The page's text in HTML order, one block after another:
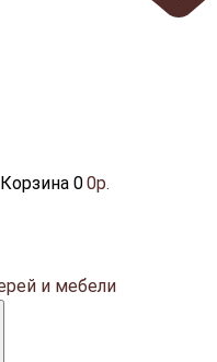
Корзина 00р.